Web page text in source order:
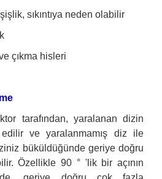
sıkıntıya neden olabilir
çıkma hisleri
tarafından, yaralanan dizin
edilir ve yaralanmamış diz ile
büküldüğünde geriye doğru
Özellikle 90 ° 'lik bir açının